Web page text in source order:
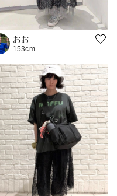
おお
153cm